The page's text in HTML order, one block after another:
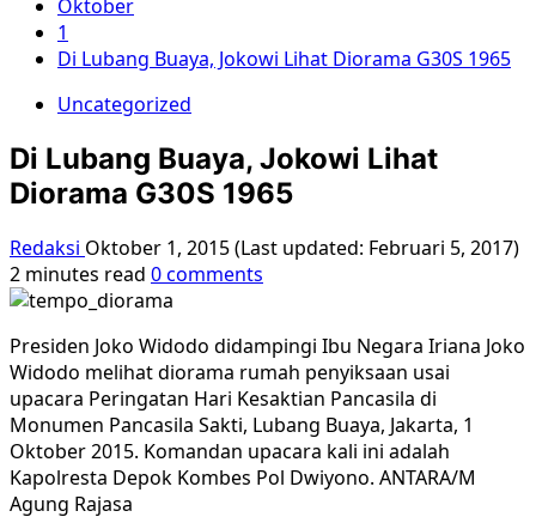
Oktober
1
Di Lubang Buaya, Jokowi Lihat Diorama G30S 1965
Uncategorized
Di Lubang Buaya, Jokowi Lihat
Diorama G30S 1965
Redaksi Oktober 1, 2015 (Last updated: Februari 5, 2017)
2 minutes read 0 comments
Presiden Joko Widodo didampingi Ibu Negara Iriana Joko
Widodo melihat diorama rumah penyiksaan usai
upacara Peringatan Hari Kesaktian Pancasila di
Monumen Pancasila Sakti, Lubang Buaya, Jakarta, 1
Oktober 2015. Komandan upacara kali ini adalah
Kapolresta Depok Kombes Pol Dwiyono. ANTARA/M
Agung Rajasa